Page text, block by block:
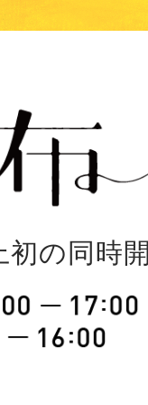
の同時